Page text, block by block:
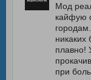
Мод
кайфую
никаких
плавно!
при